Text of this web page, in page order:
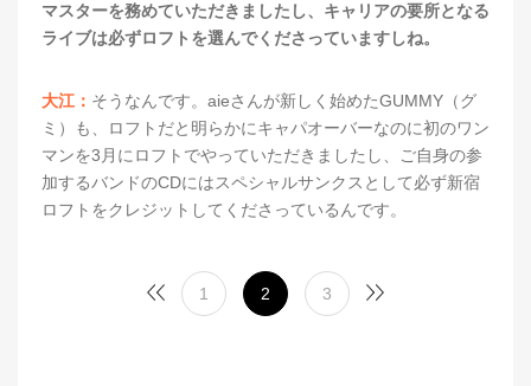
マスターを務めていただきましたし、キャリアの要所となる
ライブは必ずロフトを選んでくださっていますしね。
大江： そうなんです。aieさんが新しく始めたGUMMY（グ
ミ）も、ロフトだと明らかにキャパオーバーなのに初のワン
マンを3月にロフトでやっていただきましたし、ご自身の参
加するバンドのCDにはスペシャルサンクスとして必ず新宿
ロフトをクレジットしてくださっているんです。
1 2 3